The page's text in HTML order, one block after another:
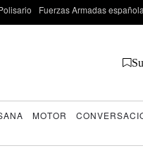
Fuerzas Armadas
MOTOR